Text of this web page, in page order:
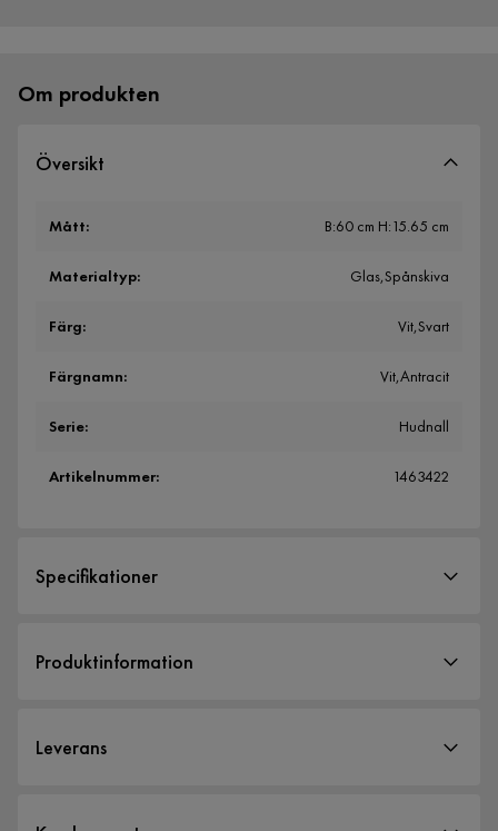
Om produkten
Översikt
Mått: B:60 cm H:15.65 cm
Materialtyp: Glas,Spånskiva
Färg: Vit,Svart
Färgnamn: Vit,Antracit
Serie: Hudnall
Artikelnummer: 1463422
Specifikationer
Storlek
Material
Produktinformation
Leverans
Leveranssätt